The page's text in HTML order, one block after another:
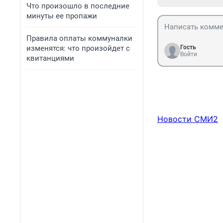
Что произошло в последние
минуты ее пропажи
Правила оплаты коммуналки
изменятся: что произойдет с
квитанциями
Гость
Войти
Новости СМИ2